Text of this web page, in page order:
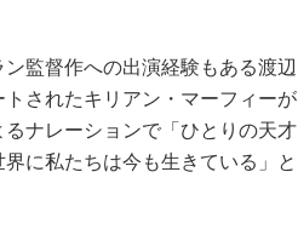
監督作への出演経験もある渡辺
されたキリアン・マーフィーが
ナレーションで「ひとりの天才
に私たちは今も生きている」と